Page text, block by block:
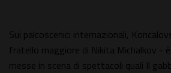
Sui palcoscenici internazionali,
fratello maggiore di Nikita Michalkov -
messe in scena di spettacoli quali Il